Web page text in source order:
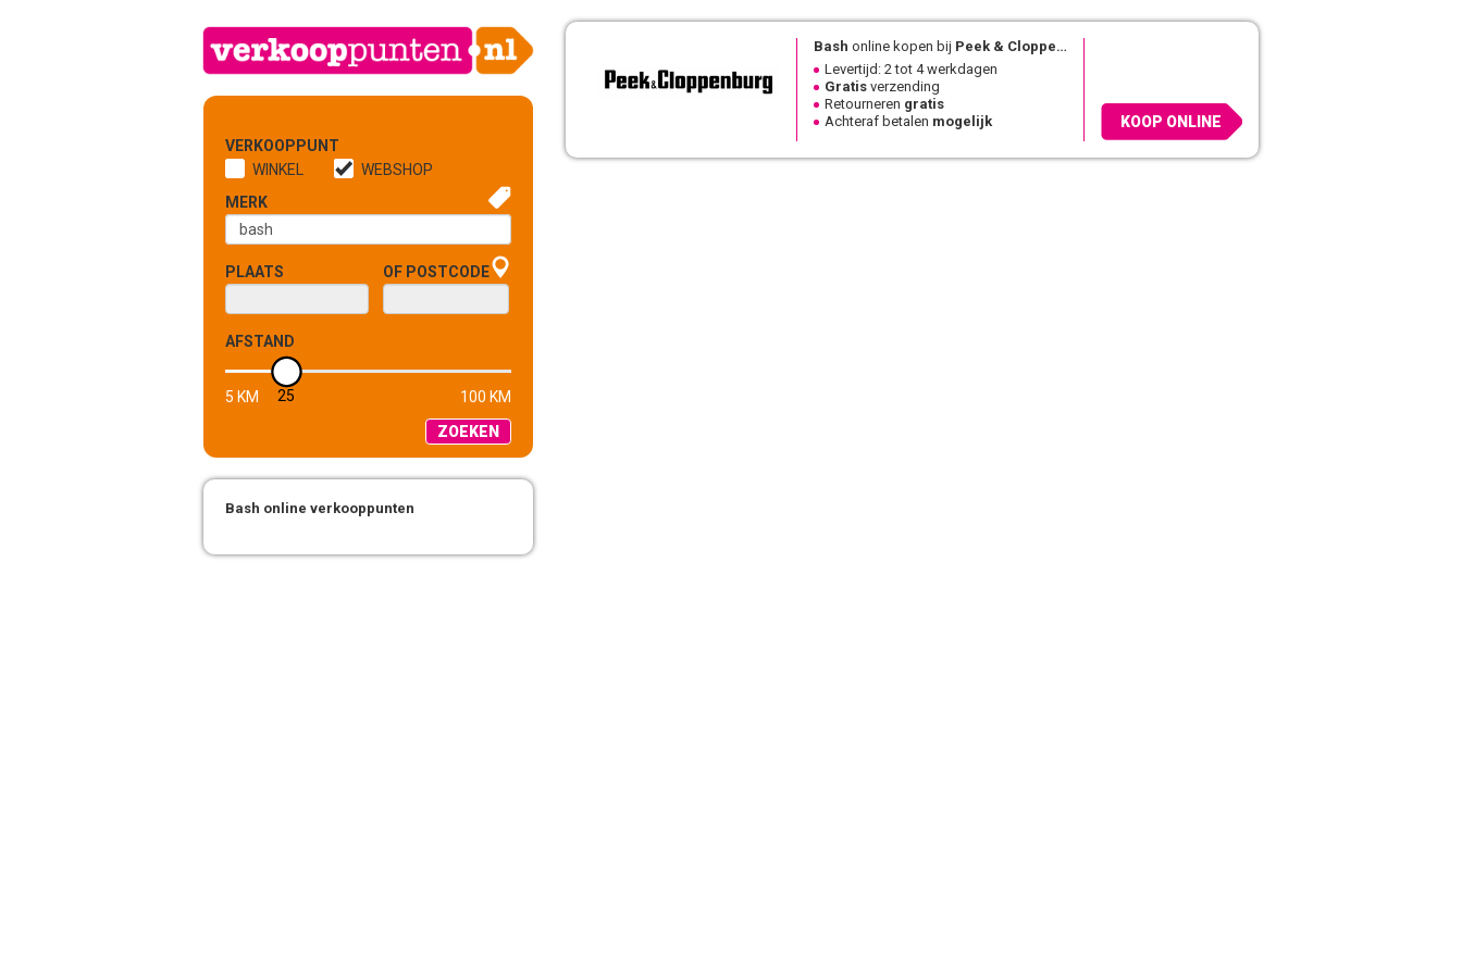
VERKOOPPUNT
WINKEL
WEBSHOP
MERK
PLAATS OF POSTCODE
AFSTAND
5 KM 25
100 KM
ZOEKEN
Bash online verkooppunten
Bash online kopen bij Peek & Cloppenburg
Levertijd: 2 tot 4 werkdagen
Gratis verzending
Retourneren gratis
Achteraf betalen mogelijk KOOP ONLINE